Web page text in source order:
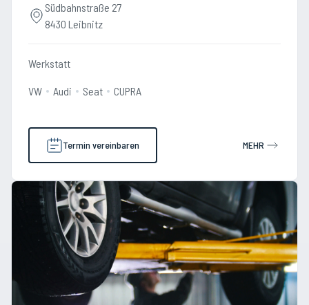
Südbahnstraße 27
8430 Leibnitz
Werkstatt
VW Audi Seat CUPRA
Termin vereinbaren MEHR